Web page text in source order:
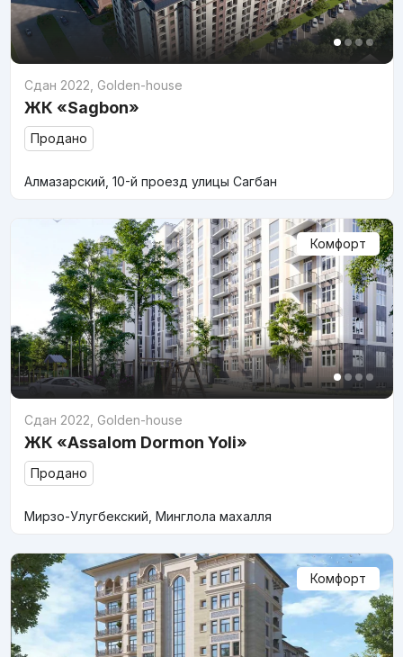
Сдан 2022 Golden-house
ЖК «Sagbon»
Продано
Алмазарский, 10-й проезд улицы Сагбан
Комфорт
Сдан 2022 Golden-house
ЖК «Assalom Dormon Yoli»
Продано
Мирзо-Улугбекский, Минглола махалля
Комфорт